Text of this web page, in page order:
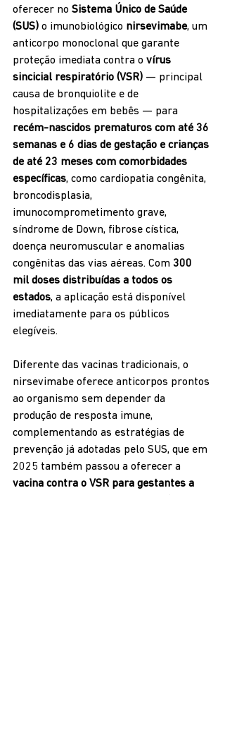
oferecer no Sistema Único de Saúde
(SUS) o imunobiológico nirsevimabe, um
anticorpo monoclonal que garante
proteção imediata contra o vírus
sincicial respiratório (VSR) — principal
causa de bronquiolite e de
hospitalizações em bebês — para
recém-nascidos prematuros com até 36
semanas e 6 dias de gestação e crianças
de até 23 meses com comorbidades
específicas, como cardiopatia congênita,
broncodisplasia,
imunocomprometimento grave,
síndrome de Down, fibrose cística,
doença neuromuscular e anomalias
congênitas das vias aéreas. Com 300
mil doses distribuídas a todos os
estados, a aplicação está disponível
imediatamente para os públicos
elegíveis.
Diferente das vacinas tradicionais, o
nirsevimabe oferece anticorpos prontos
ao organismo sem depender da
produção de resposta imune,
complementando as estratégias de
prevenção já adotadas pelo SUS, que em
2025 também passou a oferecer a
vacina contra o VSR para gestantes a